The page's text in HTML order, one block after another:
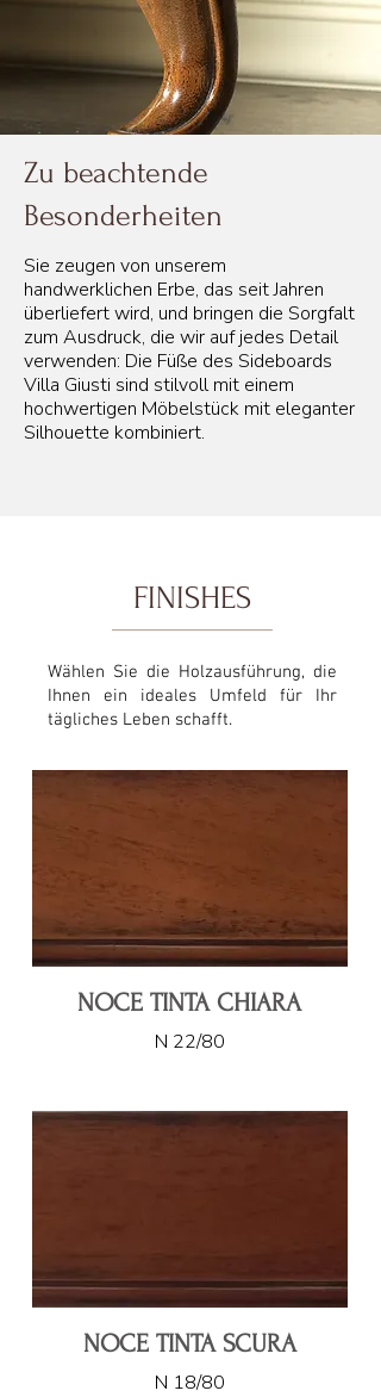
Zu beachtende
Besonderheiten
Sie zeugen von unserem
handwerklichen Erbe, das seit Jahren
überliefert wird, und bringen die Sorgfalt
zum Ausdruck, die wir auf jedes Detail
verwenden: Die Füße des Sideboards
Villa Giusti sind stilvoll mit einem
hochwertigen Möbelstück mit eleganter
Silhouette kombiniert.
FINISHES
Wählen Sie die Holzausführung, die
Ihnen ein ideales Umfeld für Ihr
tägliches Leben schafft.
NOCE TINTA CHIARA
N 22/80
NOCE TINTA SCURA
N 18/80